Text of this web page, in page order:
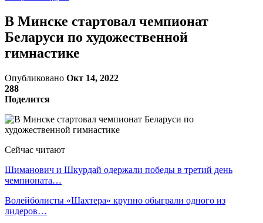
В Минске стартовал чемпионат
Беларуси по художественной
гимнастике
Опубликовано Окт 14, 2022
288
Поделится
Сейчас читают
Шиманович и Шкурдай одержали победы в третий день
чемпионата…
Волейболисты «Шахтера» крупно обыграли одного из
лидеров…